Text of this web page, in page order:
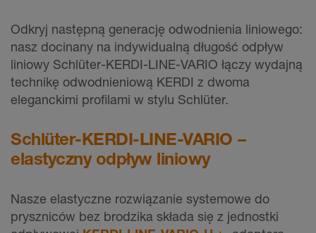
Odkryj następną generację odwodnienia liniowego:
nasz docinany na indywidualną długość odpływ
liniowy Schlüter-KERDI-LINE-VARIO łączy wydajną
technikę odwodnieniową KERDI z dwoma
eleganckimi profilami w stylu Schlüter.
Schlüter-KERDI-LINE-VARIO –
elastyczny odpływ liniowy
Nasze elastyczne rozwiązanie systemowe do
pryszniców bez brodzika składa się z jednostki